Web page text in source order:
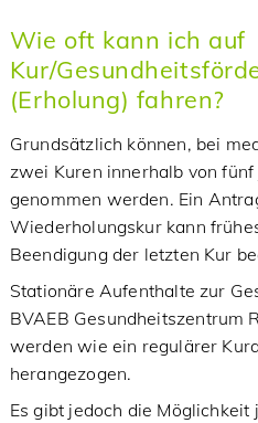
Wie oft kann ich auf
Kur/
(Erholung) fahren?
Grundsätzlich können, bei
zwei Kuren innerhalb von fünf
genommen werden. Ein
Wiederholungskur kann
Beendigung der letzten Kur
Stationäre Aufenthalte zur
BVAEB Gesundheitszentrum
werden wie ein regulärer
herangezogen.
Es gibt jedoch die